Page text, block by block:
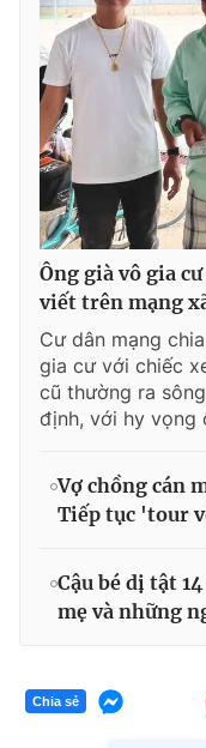
Ông già vô gia
viết trên mạng
Cư dân mạng
gia cư với chiếc
cũ thường ra
định, với hy vọng
Vợ chồng cán
Tiếp tục 'tour
Cậu bé dị tật
mẹ và những
Chia sẻ